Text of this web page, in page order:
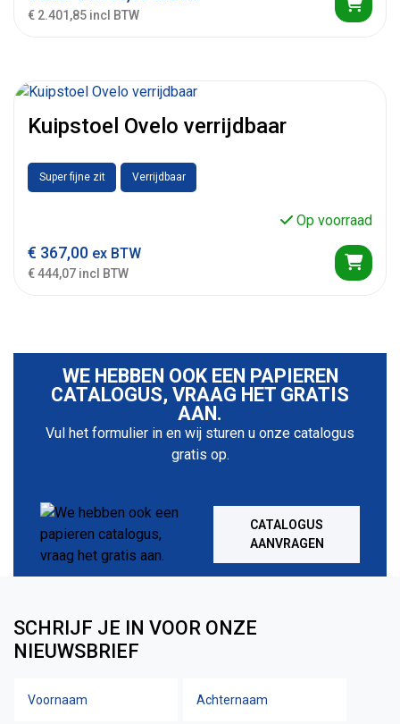
€ 2.401,85 incl BTW
Kuipstoel Ovelo verrijdbaar
Super fijne zit Verrijdbaar
Op voorraad
€ 367,00 ex BTW
€ 444,07 incl BTW
WE HEBBEN OOK EEN PAPIEREN
CATALOGUS, VRAAG HET GRATIS
AAN.
Vul het formulier in en wij sturen u onze catalogus
gratis op.
CATALOGUS
AANVRAGEN
SCHRIJF JE IN VOOR ONZE
NIEUWSBRIEF
Naam